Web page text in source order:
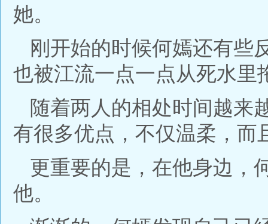
她。
刚开始的时候何嫣还有些
也被江流一点一点从死水里
随着两人的相处时间越来
有很多优点，不仅温柔，而
更重要的是，在他身边，
他。